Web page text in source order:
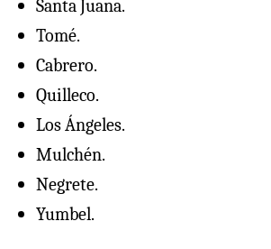
Santa Juana.
Tomé.
Cabrero.
Quilleco.
Los Ángeles.
Mulchén.
Negrete.
Yumbel.